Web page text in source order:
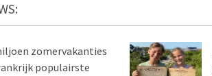
zomervakanties
populairste